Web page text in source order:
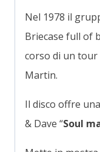
Nel 1978 il
Briecase full of
corso di un tour
Martin.
Il disco offre
& Dave “Soul